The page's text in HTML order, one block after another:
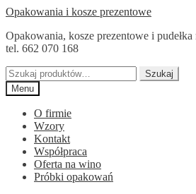
Przejdź
nawigacji
Przejdź
treści
Opakowania i kosze prezentowe
Opakowania, kosze prezentowe i
tel. 662 070 168
Szukaj:
Szukaj
Menu
O firmie
Wzory
Kontakt
Współpraca
Oferta na wino
Próbki opakowań